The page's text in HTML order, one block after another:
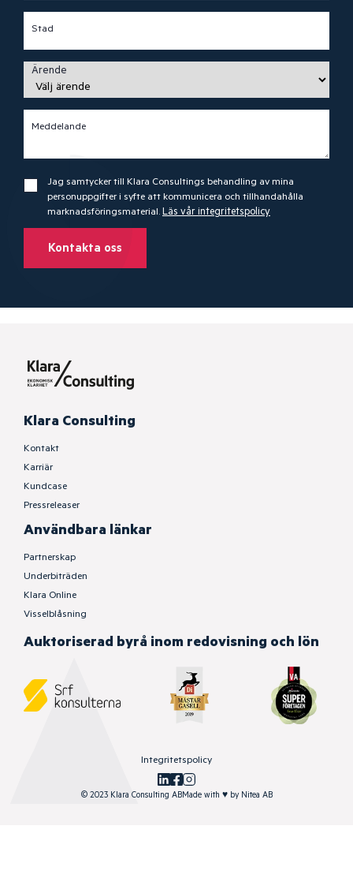
Stad
Ärende
Meddelande
Jag samtycker till Klara Consultings behandling av mina
personuppgifter i syfte att kommunicera och tillhandahålla
marknadsföringsmaterial. Läs vår integritetspolicy
Kontakta oss
Klara Consulting
Kontakt
Karriär
Kundcase
Pressreleaser
Användbara länkar
Partnerskap
Underbiträden
Klara Online
Visselblåsning
Auktoriserad byrå inom redovisning och lön
Integritetspolicy
© 2023 Klara Consulting ABMade with ♥by Nitea AB